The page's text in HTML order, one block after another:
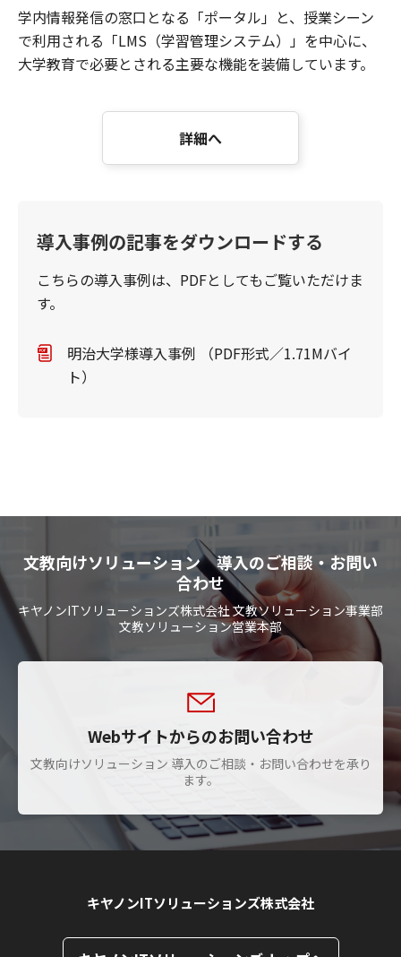
学内情報発信の窓口となる「ポータル」と、授業シーン
で利用される「LMS（学習管理システム）」を中心に、
大学教育で必要とされる主要な機能を装備しています。
詳細へ
導入事例の記事をダウンロードする
こちらの導入事例は、PDFとしてもご覧いただけま
す。
明治大学様導入事例 （PDF形式／1.71Mバイ
ト）
文教向けソリューション 導入のご相談・お問い
合わせ
キヤノンITソリューションズ株式会社 文教ソリューション事業部
文教ソリューション営業本部
Webサイトからのお問い合わせ
文教向けソリューション 導入のご相談・お問い合わせを承り
ます。
キヤノンITソリューションズ株式会社